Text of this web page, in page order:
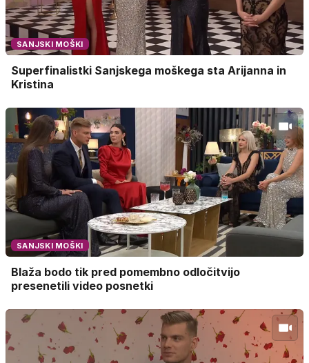
SANJSKI MOŠKI
Superfinalistki Sanjskega moškega sta Arijanna in
Kristina
SANJSKI MOŠKI
Blaža bodo tik pred pomembno odločitvijo
presenetili video posnetki